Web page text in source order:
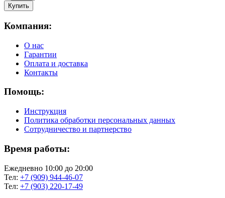
Компания:
О нас
Гарантии
Оплата и доставка
Контакты
Помощь:
Инструкция
Политика обработки персональных данных
Сотрудничество и партнерство
Время работы:
Ежедневно 10:00 до 20:00
Тел: +7 (909) 944-46-07
Тел: +7 (903) 220-17-49